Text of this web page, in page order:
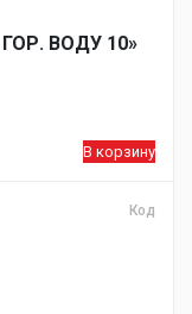
ВОДУ 10»
В корзину
Код